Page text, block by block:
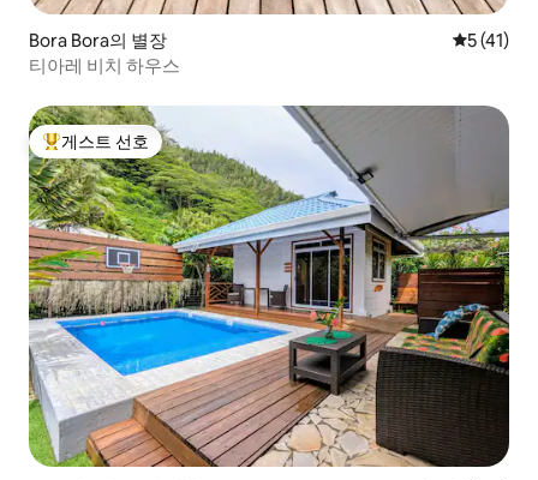
Bora Bora의 별장 평점 5점
5 (41)
티아레 비치 하우스
상위 게스트 선호
게스트 선호